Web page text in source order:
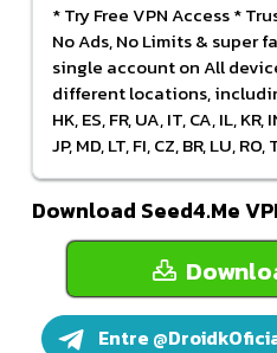
* Try Free VPN Access *
No Ads, No Limits & super
single account on All
different locations,
HK, ES, FR, UA, IT, CA, IL, KR,
JP, MD, LT, FI, CZ, BR, LU, RO,
Download Seed4.Me
Entre